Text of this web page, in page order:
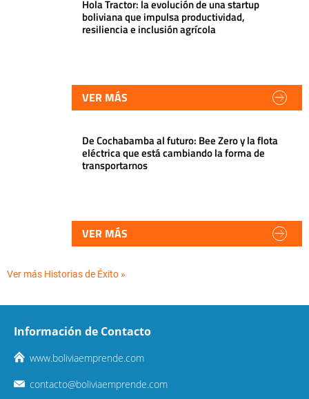
Hola Tractor: la evolución de una startup
boliviana que impulsa productividad,
resiliencia e inclusión agrícola
VER MÁS
De Cochabamba al futuro: Bee Zero y la flota
eléctrica que está cambiando la forma de
transportarnos
VER MÁS
Ver más Historias de Éxito »
Información de Contacto
www.boliviaemprende.com
contacto@boliviaemprende.com